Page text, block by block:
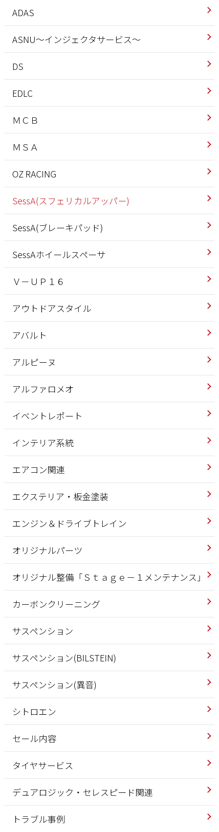
ADAS
ASNU～インジェクタサービス～
DS
EDLC
ＭＣＢ
ＭＳＡ
OZ RACING
SessA(スフェリカルアッパー)
SessA(ブレーキパッド)
SessAホイールスペーサ
Ｖ－ＵＰ１６
アウトドアスタイル
アバルト
アルピーヌ
アルファロメオ
イベントレポート
インテリア系統
エアコン関連
エクステリア・板金塗装
エンジン＆ドライブトレイン
オリジナルパーツ
オリジナル整備「Ｓｔａｇｅ－１メンテナンス」
カーボンクリーニング
サスペンション
サスペンション(BILSTEIN)
サスペンション(異音)
シトロエン
セール内容
タイヤサービス
デュアロジック・セレスピード関連
トラブル事例